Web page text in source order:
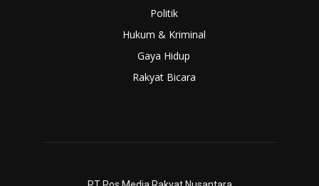
Politik
Hukum & Kriminal
Gaya Hidup
Rakyat Bicara